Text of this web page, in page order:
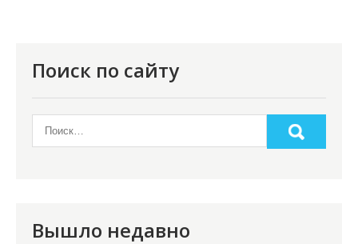
Поиск по сайту
Вышло недавно